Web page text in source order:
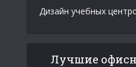
Дизайн учебных
Лучшие